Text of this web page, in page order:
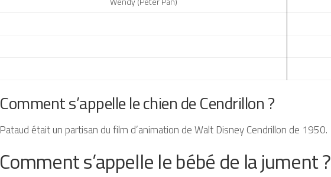
Comment s’appelle le chien de Cendrillon ?
Pataud était un partisan du film d’animation de Walt Disney Cendrillon de 1950.
Comment s’appelle le bébé de la jument ?